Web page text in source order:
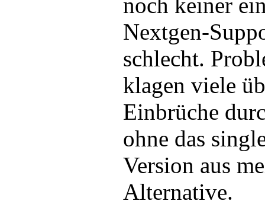
Nextgen-
schlecht.
klagen viele
Einbrüche
ohne das
Version aus
Alternative.